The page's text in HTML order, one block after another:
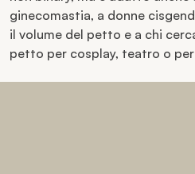
ginecomastia, a donne
il volume del petto e a chi
petto per cosplay, teatro o